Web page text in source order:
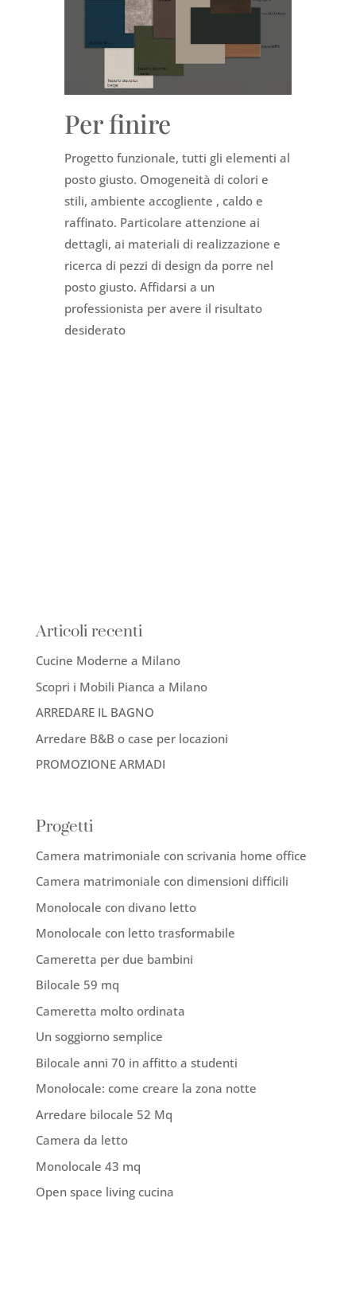
Per finire
Progetto funzionale, tutti gli elementi al
posto giusto. Omogeneità di colori e
stili, ambiente accogliente , caldo e
raffinato. Particolare attenzione ai
dettagli, ai materiali di realizzazione e
ricerca di pezzi di design da porre nel
posto giusto. Affidarsi a un
professionista per avere il risultato
desiderato
Articoli recenti
Cucine Moderne a Milano
Scopri i Mobili Pianca a Milano
ARREDARE IL BAGNO
Arredare B&B o case per locazioni
PROMOZIONE ARMADI
Progetti
Camera matrimoniale con scrivania home office
Camera matrimoniale con dimensioni difficili
Monolocale con divano letto
Monolocale con letto trasformabile
Cameretta per due bambini
Bilocale 59 mq
Cameretta molto ordinata
Un soggiorno semplice
Bilocale anni 70 in affitto a studenti
Monolocale: come creare la zona notte
Arredare bilocale 52 Mq
Camera da letto
Monolocale 43 mq
Open space living cucina